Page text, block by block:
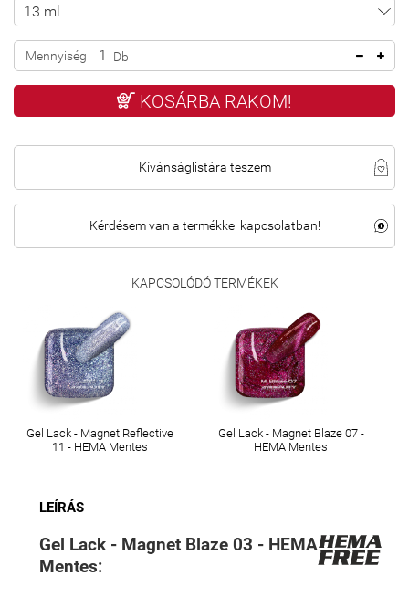
Mennyiség Db
KOSÁRBA RAKOM!
Kívánságlistára teszem
Kérdésem van a termékkel kapcsolatban!
KAPCSOLÓDÓ TERMÉKEK
Gel Lack - Magnet Reflective
11 - HEMA Mentes
Gel Lack - Magnet Blaze 07 -
HEMA Mentes
LEÍRÁS
Gel Lack - Magnet Blaze 03 - HEMA
Mentes: